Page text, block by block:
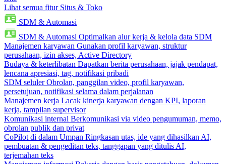
Lihat semua fitur Situs & Toko
SDM & Automasi
SDM & Automasi Optimalkan alur kerja & kelola data SDM
Manajemen karyawan Gunakan profil karyawan, struktur
perusahaan, izin akses, Active Directory
Budaya & keterlibatan Dapatkan berita perusahaan, jajak pendapat,
lencana apresiasi, tag, notifikasi pribadi
SDM seluler Obrolan, panggilan video, profil karyawan,
persetujuan, notifikasi selama dalam perjalanan
Manajemen kerja Lacak kinerja karyawan dengan KPI, laporan
kerja, tampilan supervisor
Komunikasi internal Berkomunikasi via video pengumuman, memo,
obrolan publik dan privat
CoPilot di dalam Umpan Ringkasan utas, ide yang dihasilkan AI,
pembuatan & pengeditan teks, tanggapan yang ditulis AI,
terjemahan teks